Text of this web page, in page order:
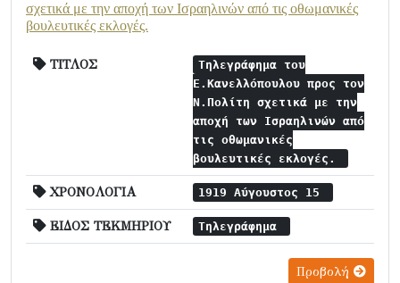
σχετικά με την αποχή των Ισραηλινών από τις οθωμανικές
βουλευτικές εκλογές.
ΤΙΤΛΟΣ
Τηλεγράφημα του
Ε.Κανελλόπουλου προς τον
Ν.Πολίτη σχετικά με την
αποχή των Ισραηλινών από
τις οθωμανικές
βουλευτικές εκλογές.
ΧΡΟΝΟΛΟΓΙΑ 1919 Αύγουστος 15
ΕΙΔΟΣ ΤΕΚΜΗΡΙΟΥ Τηλεγράφημα
Προβολή